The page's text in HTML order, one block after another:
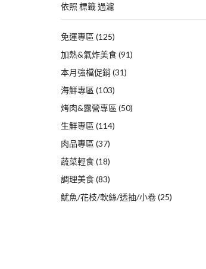
依照 標籤 過濾
免運專區 (125)
加熱&氣炸美食(91)
本月強檔促銷 (31)
海鮮專區 (103)
烤肉&露營專區 (50)
生鮮專區 (114)
肉品專區 (37)
蔬菜輕食(18)
調理美食(83)
魷魚/花枝/軟絲/透抽/小卷(25)